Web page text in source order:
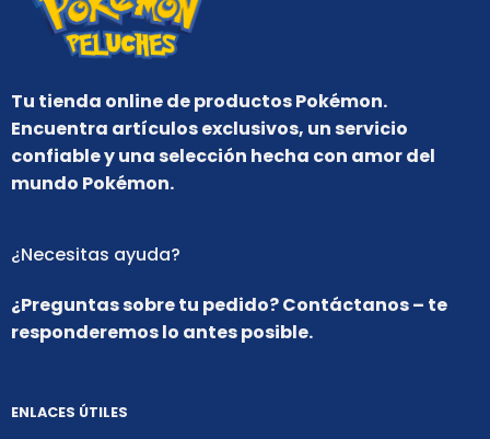
Tu tienda online de productos Pokémon.
Encuentra artículos exclusivos, un servicio
confiable y una selección hecha con amor del
mundo Pokémon.
ENLACES ÚTILES
¿Necesitas ayuda?
¿Preguntas sobre tu pedido? Contáctanos – te
responderemos lo antes posible.